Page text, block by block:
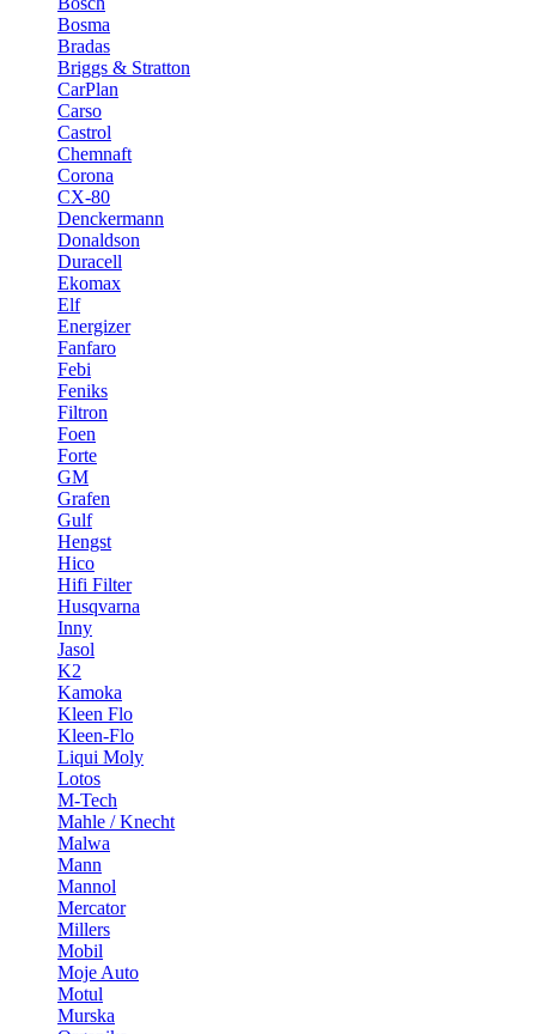
Bosma
Bradas
Briggs & Stratton
CarPlan
Carso
Castrol
Chemnaft
Corona
CX-80
Denckermann
Donaldson
Duracell
Ekomax
Elf
Energizer
Fanfaro
Febi
Feniks
Filtron
Foen
Forte
GM
Grafen
Gulf
Hengst
Hico
Hifi Filter
Husqvarna
Inny
Jasol
K2
Kamoka
Kleen Flo
Kleen-Flo
Liqui Moly
Lotos
M-Tech
Mahle / Knecht
Malwa
Mann
Mannol
Mercator
Millers
Mobil
Moje Auto
Motul
Murska